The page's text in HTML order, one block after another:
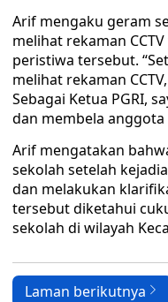
Arif mengaku geram
melihat rekaman
peristiwa tersebut.
melihat rekaman
Sebagai Ketua PGRI,
dan membela anggota
Arif mengatakan
sekolah setelah
dan melakukan
tersebut diketahui
sekolah di wilayah
Laman berikutnya